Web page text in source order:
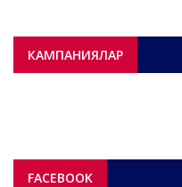
КАМПАНИЯЛАР
FACEBOOK